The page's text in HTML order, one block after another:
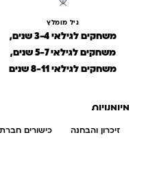
גיל מומלץ
משחקים לגילאי 3-4 שנים,
משחקים לגילאי 5-7 שנים,
משחקים לגילאי 8-11 שנים
מיומנויות
זיכרון והבחנה כישורים חברתיים